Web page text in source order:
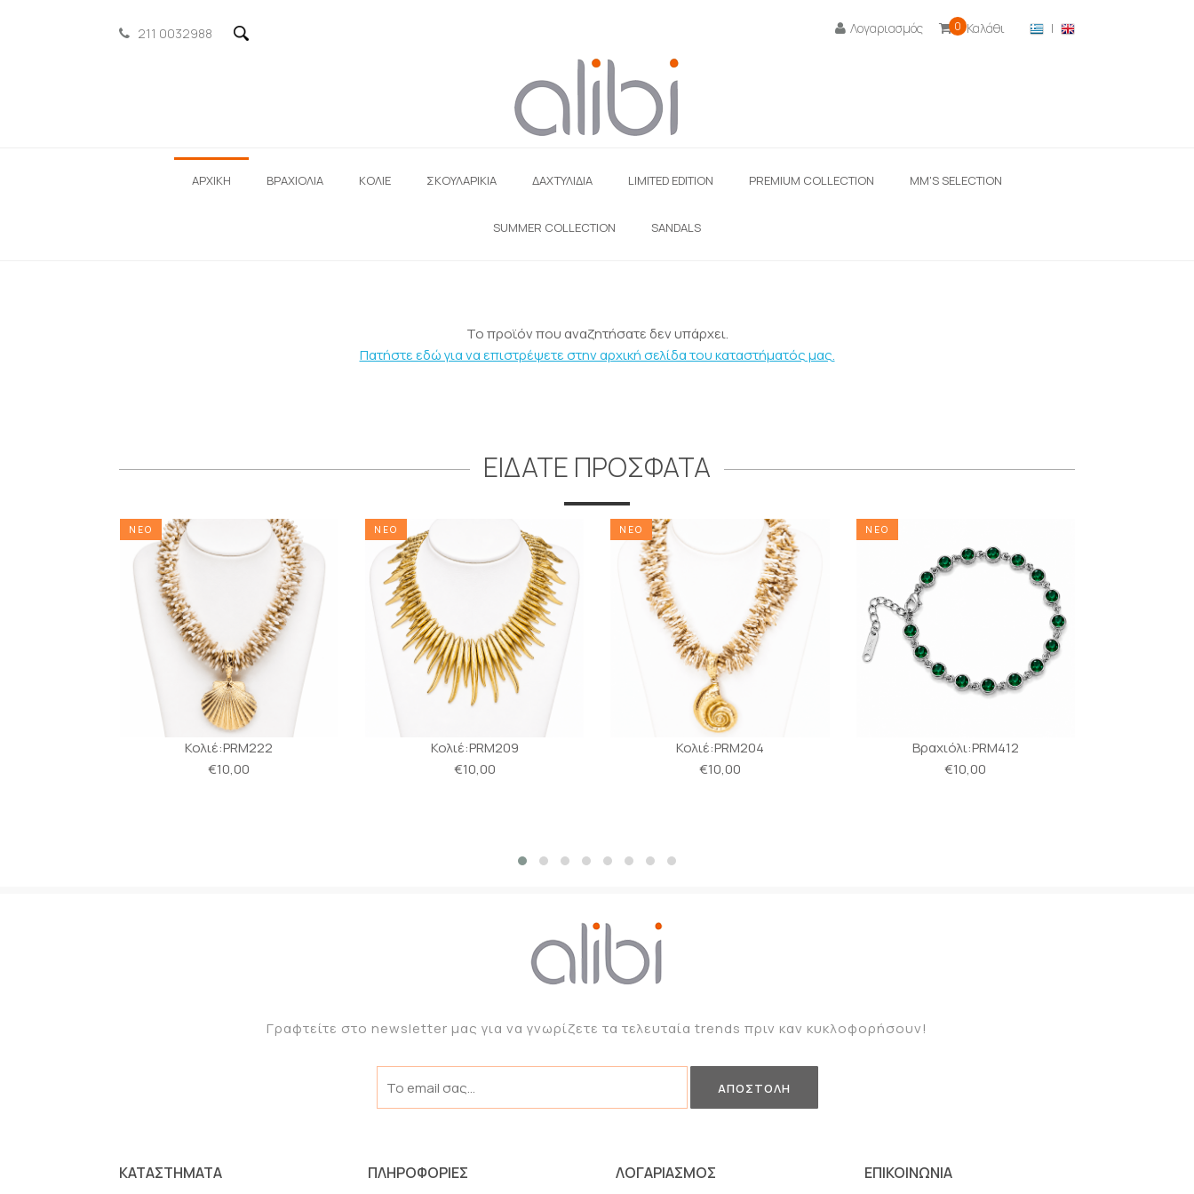
211 0032988 Λογαριασμός  0 Καλάθι |
ΑΡΧΙΚΗ ΒΡΑΧΙΟΛΙΑ ΚΟΛΙΕ ΣΚΟΥΛΑΡΊΚΙΑ ΔΑΧΤΥΛΙΔΙΑ LIMITED EDITION PREMIUM COLLECTION ΜΜ'S SELECTION
SUMMER COLLECTION SANDALS
Το προϊόν που αναζητήσατε δεν υπάρχει.
Πατήστε εδώ για να επιστρέψετε στην αρχική σελίδα του καταστήματός μας.
ΕΙΔΑΤΕ ΠΡΟΣΦΑΤΑ
ΝΕΟ
Κολιέ:PRM222
€10,00
ΝΕΟ
Κολιέ:PRM209
€10,00
ΝΕΟ
Κολιέ:PRM204
€10,00
ΝΕΟ
Βραχιόλι:PRM412
€10,00
Γραφτείτε στο newsletter μας για να γνωρίζετε τα τελευταία trends πριν καν κυκλοφορήσουν!
ΚΑΤΑΣΤΗΜΑΤΑ ΠΛΗΡΟΦΟΡΙΕΣ ΛΟΓΑΡΙΑΣΜΟΣ ΕΠΙΚΟΙΝΩΝΙΑ